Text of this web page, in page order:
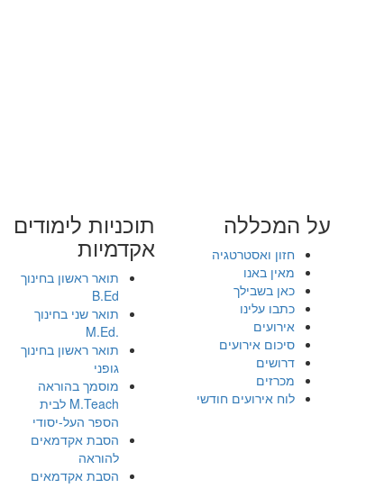
על המכללה
חזון ואסטרטגיה
מאין באנו
כאן בשבילך
כתבו עלינו
אירועים
סיכום אירועים
דרושים
מכרזים
לוח אירועים חודשי
תוכניות לימודים
אקדמיות
תואר ראשון בחינוך
B.Ed
תואר שני בחינוך
.M.Ed
תואר ראשון בחינוך
גופני
מוסמך בהוראה
M.Teach לבית
הספר העל-יסודי
הסבת אקדמאים
להוראה
הסבת אקדמאים